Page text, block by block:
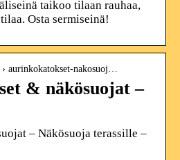
taikoo tilaan rauhaa,
Osta sermiseinä!
aurinkokatokset-nakosuoj…
& näkösuojat –
– Näkösuoja terassille –